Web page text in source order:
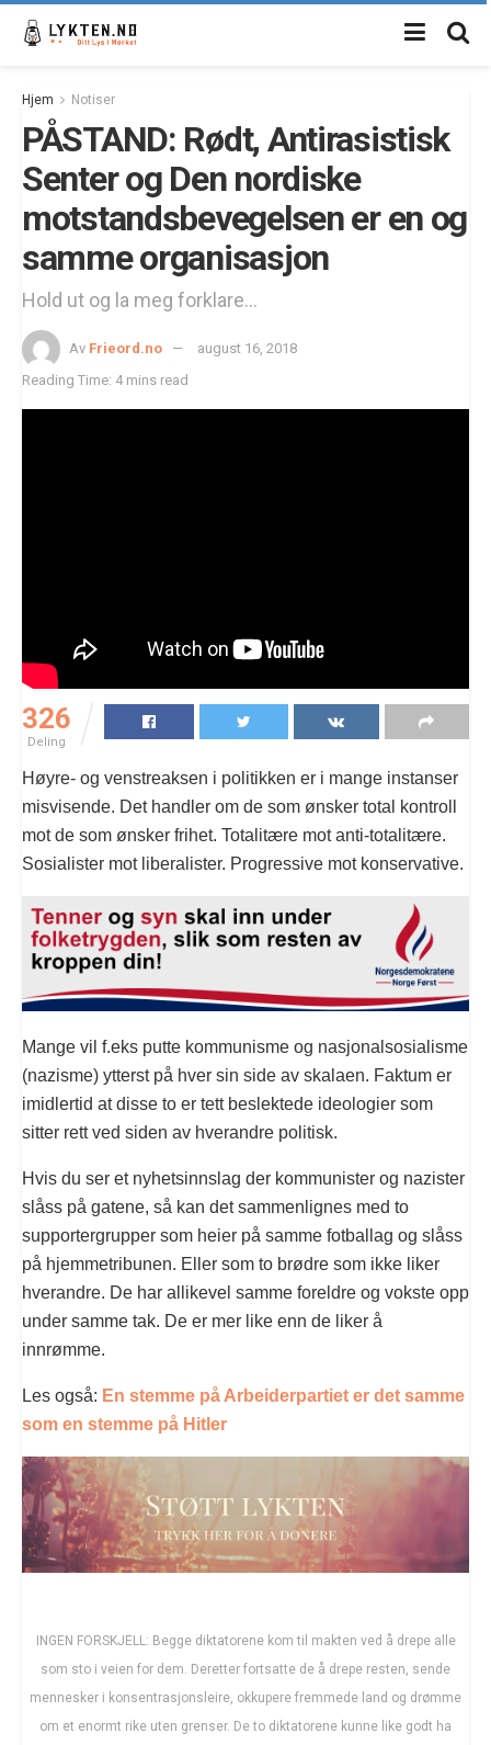
Hjem Notiser
PÅSTAND: Rødt, Antirasistisk
Senter og Den nordiske
motstandsbevegelsen er en og
samme organisasjon
Hold ut og la meg forklare...
Av Frieord.no
august 16, 2018
Reading Time: 4 mins read
326
Deling
Høyre- og venstreaksen i politikken er i mange instanser
misvisende. Det handler om de som ønsker total kontroll
mot de som ønsker frihet. Totalitære mot anti-totalitære.
Sosialister mot liberalister. Progressive mot konservative.
Mange vil f.eks putte kommunisme og nasjonalsosialisme
(nazisme) ytterst på hver sin side av skalaen. Faktum er
imidlertid at disse to er tett beslektede ideologier som
sitter rett ved siden av hverandre politisk.
Hvis du ser et nyhetsinnslag der kommunister og nazister
slåss på gatene, så kan det sammenlignes med to
supportergrupper som heier på samme fotballag og slåss
på hjemmetribunen. Eller som to brødre som ikke liker
hverandre. De har allikevel samme foreldre og vokste opp
under samme tak. De er mer like enn de liker å
innrømme.
Les også: En stemme på Arbeiderpartiet er det samme
som en stemme på Hitler
INGEN FORSKJELL: Begge diktatorene kom til makten ved å drepe alle
som sto i veien for dem. Deretter fortsatte de å drepe resten, sende
mennesker i konsentrasjonsleire, okkupere fremmede land og drømme
om et enormt rike uten grenser. De to diktatorene kunne like godt ha